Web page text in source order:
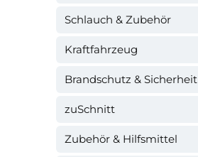
Schlauch & Zubehör
Kraftfahrzeug
Brandschutz & Sicherheit
zuSchnitt
Zubehör & Hilfsmittel